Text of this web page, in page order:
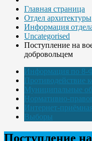
Главная страница
Отдел архитектуры
Информация
Uncategorised
Поступление на
добровольцем
Информация по 8-
Противодействие
Муниципальные
Нормативно-
Интернет-приёмная
Выборы
Поступление